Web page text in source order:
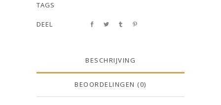
TAGS
DEEL
BESCHRIJVING
BEOORDELINGEN (0)